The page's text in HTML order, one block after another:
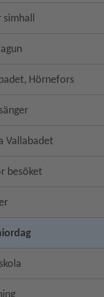
simhall
Hörnefors
Vallabadet
besöket